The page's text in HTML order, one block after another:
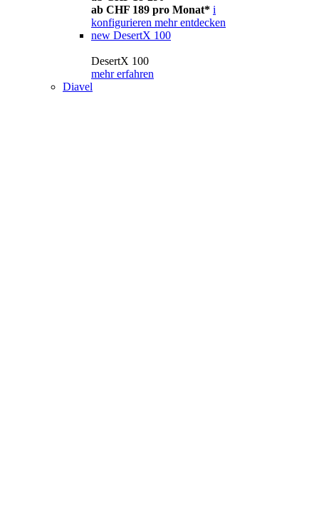
ab CHF 189 pro Monat* i
konfigurieren mehr entdecken
new DesertX 100
DesertX 100
mehr erfahren
Diavel